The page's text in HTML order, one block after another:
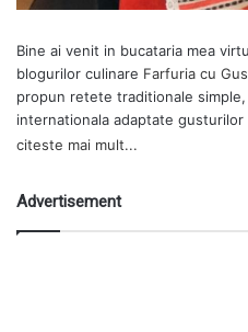
Bine ai venit in bucataria mea
blogurilor culinare Farfuria cu
propun retete traditionale
internationala adaptate gusturilor
citeste mai mult...
Advertisement